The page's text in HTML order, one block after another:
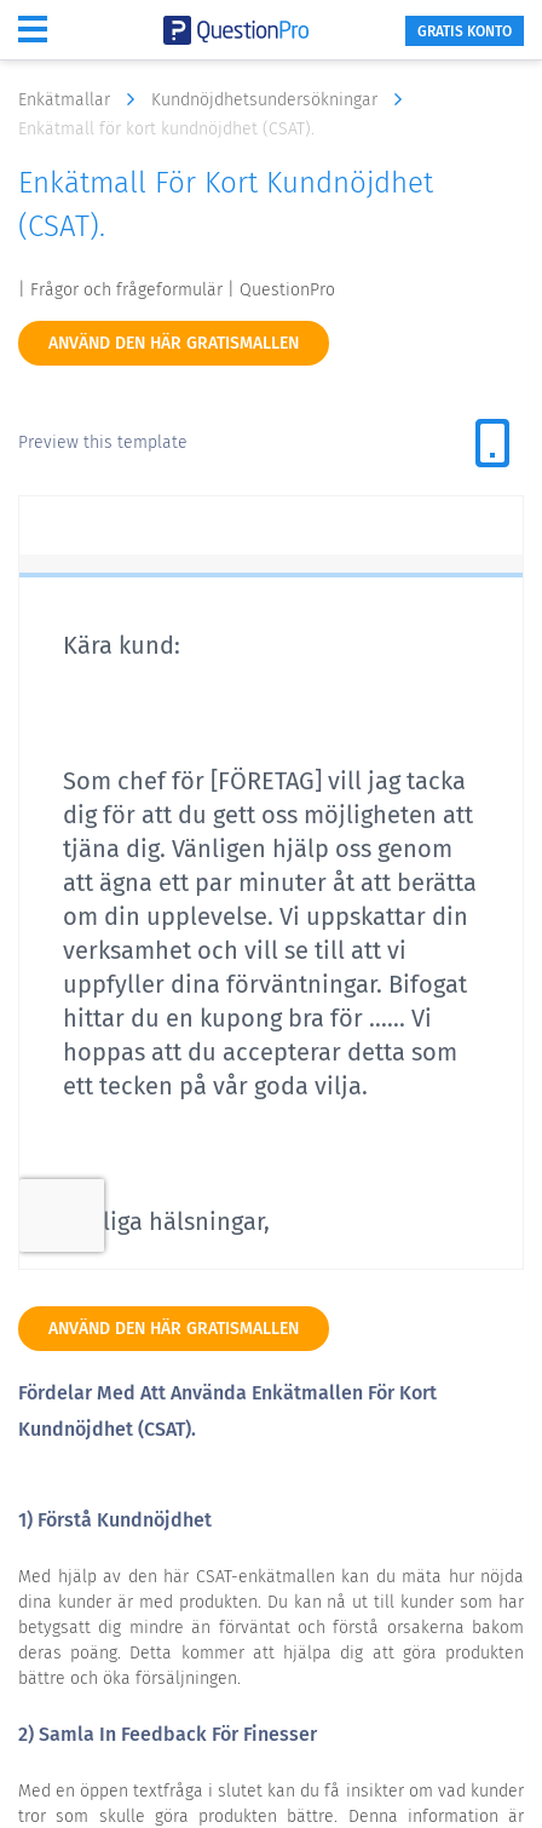
GRATIS KONTO
Enkätmallar
Kundnöjdhetsundersökningar
Enkätmall för kort kundnöjdhet (CSAT).
Enkätmall För Kort Kundnöjdhet
(CSAT).
| Frågor och frågeformulär | QuestionPro
ANVÄND DEN HÄR GRATISMALLEN
Preview this template
ANVÄND DEN HÄR GRATISMALLEN
Fördelar Med Att Använda Enkätmallen För Kort
Kundnöjdhet (CSAT).
1) Förstå Kundnöjdhet
Med hjälp av den här CSAT-enkätmallen kan du mäta hur nöjda
dina kunder är med produkten. Du kan nå ut till kunder som har
betygsatt dig mindre än förväntat och förstå orsakerna bakom
deras poäng. Detta kommer att hjälpa dig att göra produkten
bättre och öka försäljningen.
2) Samla In Feedback För Finesser
Med en öppen textfråga i slutet kan du få insikter om vad kunder
tror som skulle göra produkten bättre. Denna information är